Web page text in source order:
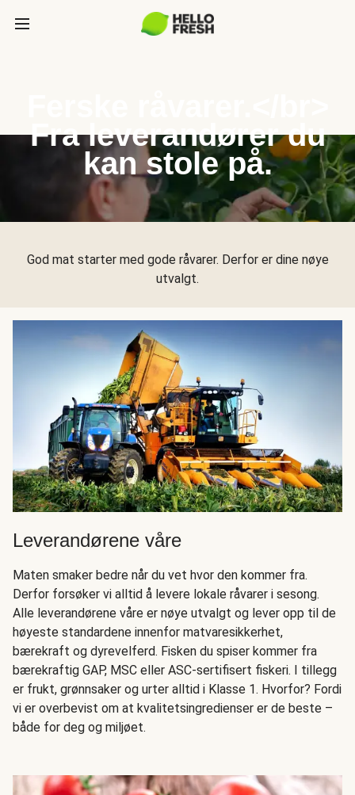
Fra leverandører du
kan stole på.
God mat starter med gode råvarer. Derfor er dine nøye
utvalgt.
Leverandørene våre
Maten smaker bedre når du vet hvor den kommer fra.
Derfor forsøker vi alltid å levere lokale råvarer i sesong.
Alle leverandørene våre er nøye utvalgt og lever opp til de
høyeste standardene innenfor matvaresikkerhet,
bærekraft og dyrevelferd. Fisken du spiser kommer fra
bærekraftig GAP, MSC eller ASC-sertifisert fiskeri. I tillegg
er frukt, grønnsaker og urter alltid i Klasse 1. Hvorfor? Fordi
vi er overbevist om at kvalitetsingredienser er de beste –
både for deg og miljøet.